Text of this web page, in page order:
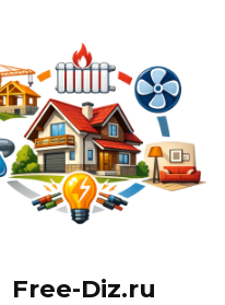
Free-Diz.ru